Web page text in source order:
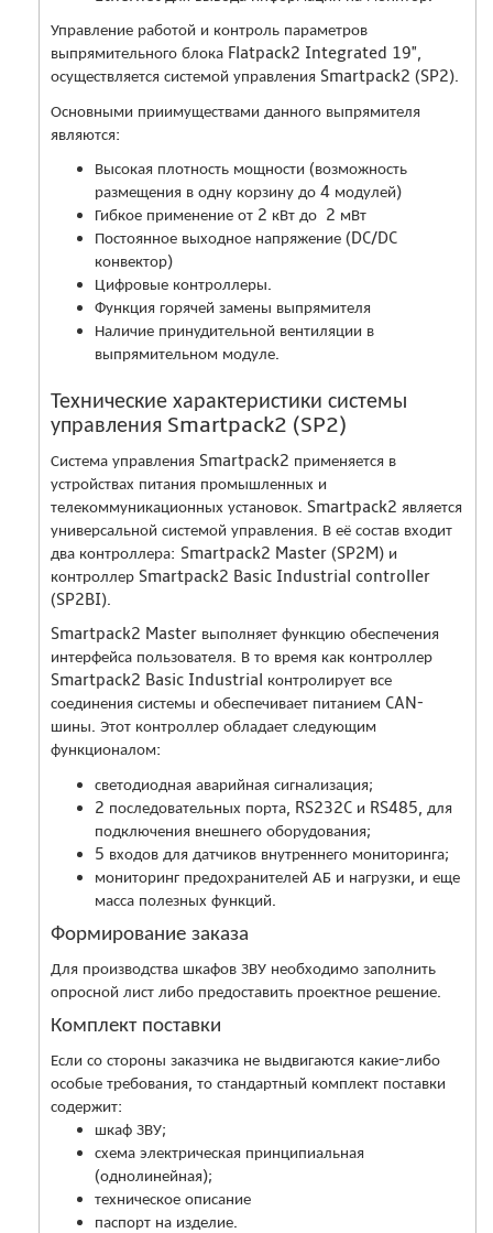
Управление работой и контроль параметров
выпрямительного блока Flatpack2 Integrated 19",
осуществляется системой управления Smartpack2 (SP2).
Основными приимуществами данного выпрямителя
являются:
Высокая плотность мощности (возможность
размещения в одну корзину до 4 модулей)
Гибкое применение от 2 кВт до 2 мВт
Постоянное выходное напряжение (DC/DC
конвектор)
Цифровые контроллеры.
Функция горячей замены выпрямителя
Наличие принудительной вентиляции в
выпрямительном модуле.
Технические характеристики системы
управления Smartpack2 (SP2)
Система управления Smartpack2 применяется в
устройствах питания промышленных и
телекоммуникационных установок. Smartpack2 является
универсальной системой управления. В её состав входит
два контроллера: Smartpack2 Master (SP2M) и
контроллер Smartpack2 Basic Industrial controller
(SP2BI).
Smartpack2 Master выполняет функцию обеспечения
интерфейса пользователя. В то время как контроллер
Smartpack2 Basic Industrial контролирует все
соединения системы и обеспечивает питанием CAN-
шины. Этот контроллер обладает следующим
функционалом:
светодиодная аварийная сигнализация;
2 последовательных порта, RS232C и RS485, для
подключения внешнего оборудования;
5 входов для датчиков внутреннего мониторинга;
мониторинг предохранителей АБ и нагрузки, и еще
масса полезных функций.
Формирование заказа
Для производства шкафов ЗВУ необходимо заполнить
опросной лист либо предоставить проектное решение.
Комплект поставки
Если со стороны заказчика не выдвигаются какие-либо
особые требования, то стандартный комплект поставки
содержит:
шкаф ЗВУ;
схема электрическая принципиальная
(однолинейная);
техническое описание
паспорт на изделие.